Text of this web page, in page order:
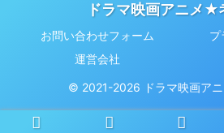
ドラマ映画アニメ★
お問い合わせフォーム
プ
運営会社
© 2021-2026 ドラマ映画ア